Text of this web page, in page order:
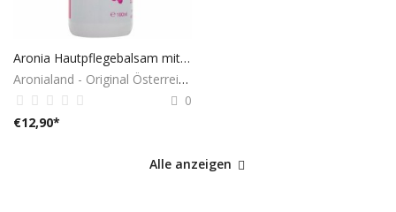
Aronia Hautpflegebalsam mit Kräutern 100ml
Aronialand - Original Österreich
0
€12,90*
Alle anzeigen